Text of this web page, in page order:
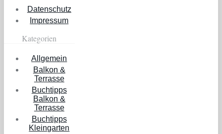
Datenschutz
Impressum
Kategorien
Allgemein
Balkon &
Terrasse
Buchtipps
Balkon &
Terrasse
Buchtipps
Kleingarten